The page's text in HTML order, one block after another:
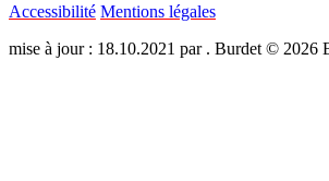
Accessibilité Mentions légales
mise à jour : 18.10.2021 par . Burdet © 2026